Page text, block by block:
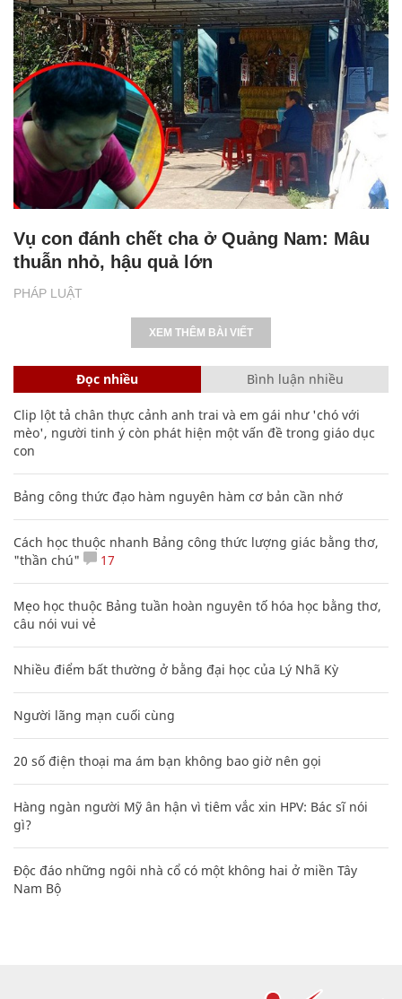
PHÁP LUẬT
Vụ con đánh chết cha ở Quảng Nam: Mâu
thuẫn nhỏ, hậu quả lớn
XEM THÊM BÀI VIẾT
Đọc nhiều Bình luận nhiều
Clip lột tả chân thực cảnh anh trai và em gái như 'chó với
mèo', người tinh ý còn phát hiện một vấn đề trong giáo dục
con
Bảng công thức đạo hàm nguyên hàm cơ bản cần nhớ
Cách học thuộc nhanh Bảng công thức lượng giác bằng thơ,
"thần chú"
17
Mẹo học thuộc Bảng tuần hoàn nguyên tố hóa học bằng thơ,
câu nói vui vẻ
Nhiều điểm bất thường ở bằng đại học của Lý Nhã Kỳ
Người lãng mạn cuối cùng
20 số điện thoại ma ám bạn không bao giờ nên gọi
Hàng ngàn người Mỹ ân hận vì tiêm vắc xin HPV: Bác sĩ nói
gì?
Độc đáo những ngôi nhà cổ có một không hai ở miền Tây
Nam Bộ